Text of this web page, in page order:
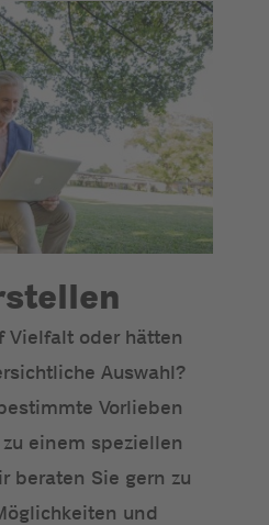
Vielfalt oder hätten
Auswahl?
Vorlieben
einem speziellen
beraten Sie gern zu
und